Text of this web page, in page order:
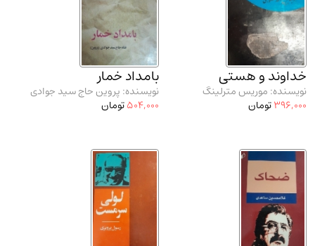
خداوند و هستی
نویسنده: موریس مترلینگ
396,000تومان
بامداد خمار
نویسنده: پروین حاج سید جوادی
504,000تومان